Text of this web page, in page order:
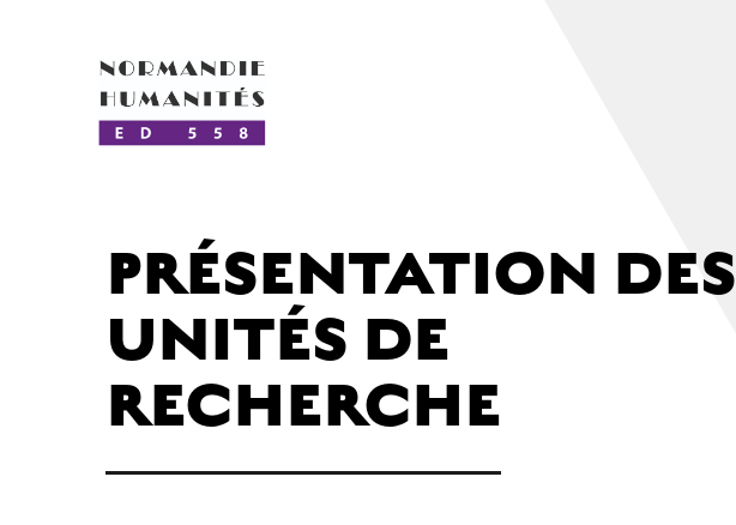
PRÉSENTATION DES
UNITÉS DE
RECHERCHE